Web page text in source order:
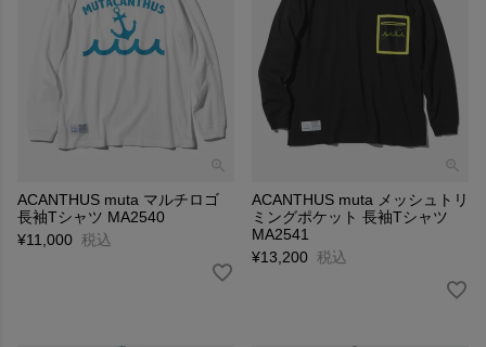
ACANTHUS muta マルチロゴ
長袖Tシャツ MA2540
¥11,000 税込
ACANTHUS muta メッシュトリ
ミングポケット 長袖Tシャツ
MA2541
¥13,200 税込